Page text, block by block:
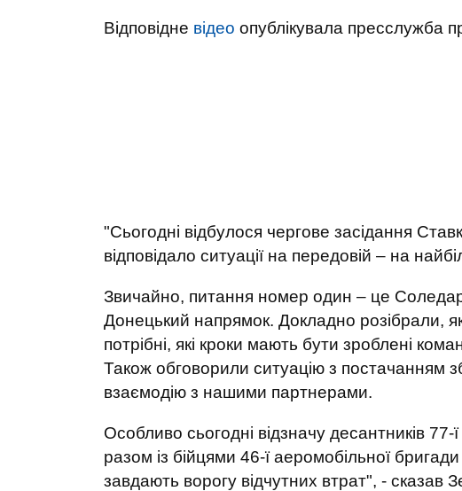
Відповідне відео опублікувала пресслужба
"Сьогодні відбулося чергове засідання
відповідало ситуації на передовій – на
Звичайно, питання номер один – це
Донецький напрямок. Докладно розібрали,
потрібні, які кроки мають бути зроблені
Також обговорили ситуацію з постачанням
взаємодію з нашими партнерами.
Особливо сьогодні відзначу десантників 77-
разом із бійцями 46-ї аеромобільної
завдають ворогу відчутних втрат", - сказав